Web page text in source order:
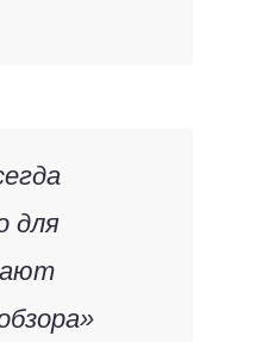
для